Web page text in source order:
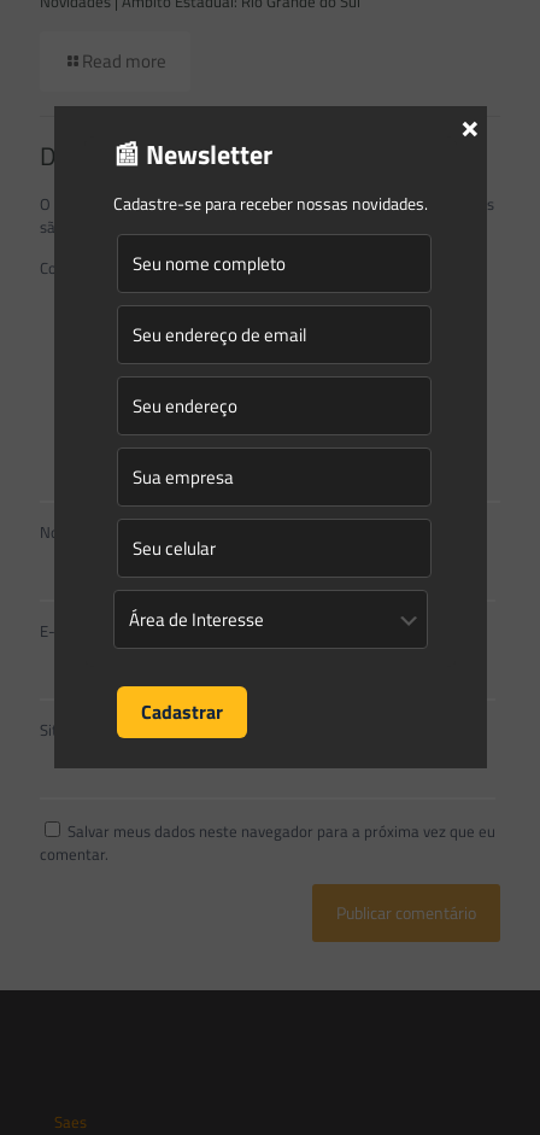
Read more
Deixe um comentário
O seu endereço de e-mail não será publicado. Campos obrigatórios
são marcados com
Comentário
Nome
E-mail
Site
Salvar meus dados neste navegador para a próxima vez que eu
comentar.
Saes
📰 Newsletter
Cadastre-se para receber nossas novidades.
×